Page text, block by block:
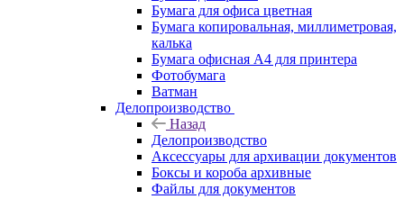
Бумага для офиса цветная
Бумага копировальная, миллиметровая,
калька
Бумага офисная А4 для принтера
Фотобумага
Ватман
Делопроизводство
Назад
Делопроизводство
Аксессуары для архивации документов
Боксы и короба архивные
Файлы для документов